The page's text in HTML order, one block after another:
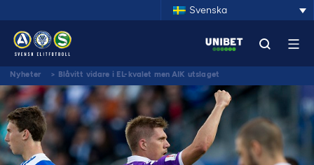
Svenska
Nyheter > Blåvitt vidare i EL-kvalet men AIK utslaget